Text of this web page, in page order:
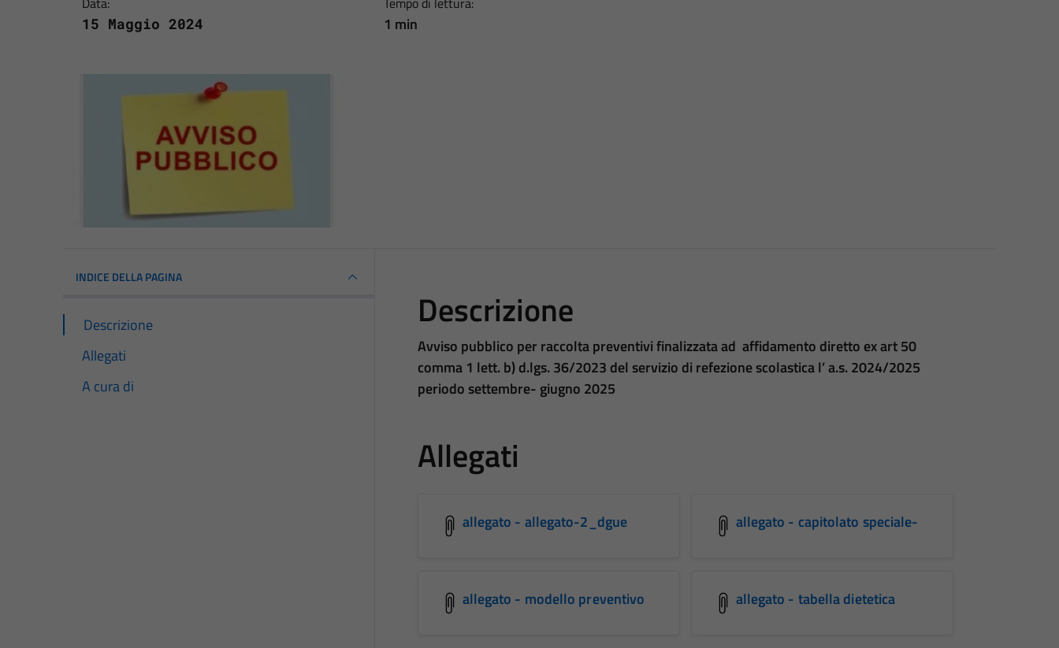
15 Maggio 2024
1 min
INDICE DELLA PAGINA
Descrizione
Allegati
A cura di
Descrizione
Avviso pubblico per raccolta preventivi finalizzata ad affidamento diretto ex art 50
comma 1 lett. b) d.lgs. 36/2023 del servizio di refezione scolastica l’ a.s. 2024/2025
periodo settembre- giugno 2025
Allegati
allegato - allegato-2_dgue allegato - capitolato speciale-
allegato - modello preventivo allegato - tabella dietetica